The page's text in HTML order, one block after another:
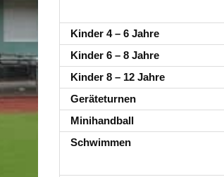
Kinder 4 – 6 Jahre
Kinder 6 – 8 Jahre
Kinder 8 – 12 Jahre
Geräteturnen
Minihandball
Schwimmen